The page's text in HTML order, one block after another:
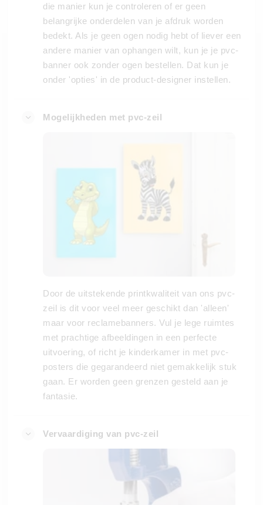
die manier kun je controleren of er geen
belangrijke onderdelen van je afdruk worden
bedekt. Als je geen ogen nodig hebt of liever een
andere manier van ophangen wilt, kun je je pvc-
banner ook zonder ogen bestellen. Dat kun je
onder 'opties' in de product-designer instellen.
Mogelijkheden met pvc-zeil
Door de uitstekende printkwaliteit van ons pvc-
zeil is dit voor veel meer geschikt dan 'alleen'
maar voor reclamebanners. Vul je lege ruimtes
met prachtige afbeeldingen in een perfecte
uitvoering, of richt je kinderkamer in met pvc-
posters die gegarandeerd niet gemakkelijk stuk
gaan. Er worden geen grenzen gesteld aan je
fantasie.
Vervaardiging van pvc-zeil